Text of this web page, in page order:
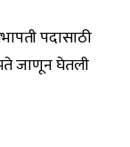
पदासाठी
जाणून घेतली